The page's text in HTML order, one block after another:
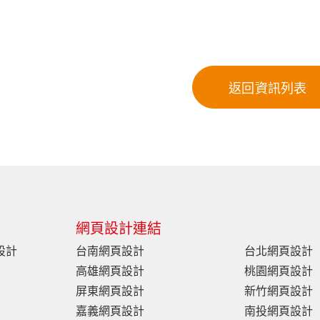
計
網頁設計連結
台南網頁設計
高雄網頁設計
屏東網頁設計
嘉義網頁設計
台北網頁設計
桃園網頁設計
新竹網頁設計
南投網頁設計